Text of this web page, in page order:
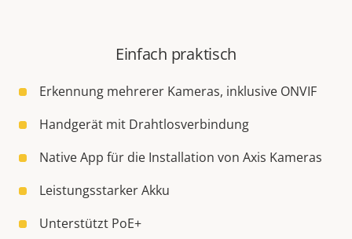
Einfach praktisch
Erkennung mehrerer Kameras, inklusive ONVIF
Handgerät mit Drahtlosverbindung
Native App für die Installation von Axis Kameras
Leistungsstarker Akku
Unterstützt PoE+